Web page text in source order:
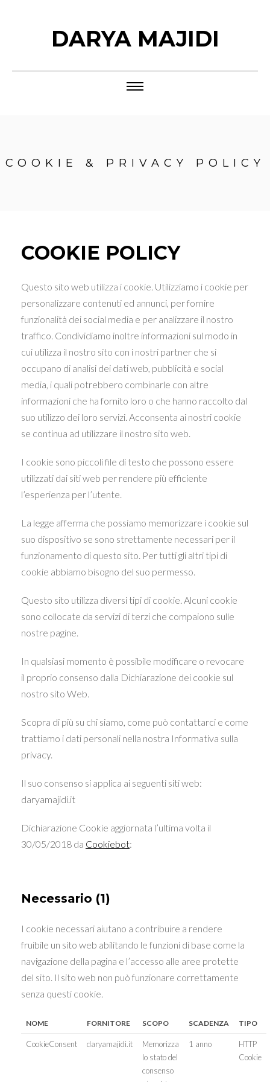
DARYA MAJIDI
COOKIE & PRIVACY POLICY
COOKIE POLICY
Questo sito web utilizza i cookie. Utilizziamo i cookie per
personalizzare contenuti ed annunci, per fornire
funzionalità dei social media e per analizzare il nostro
traffico. Condividiamo inoltre informazioni sul modo in
cui utilizza il nostro sito con i nostri partner che si
occupano di analisi dei dati web, pubblicità e social
media, i quali potrebbero combinarle con altre
informazioni che ha fornito loro o che hanno raccolto dal
suo utilizzo dei loro servizi. Acconsenta ai nostri cookie
se continua ad utilizzare il nostro sito web.
I cookie sono piccoli file di testo che possono essere
utilizzati dai siti web per rendere più efficiente
l’esperienza per l’utente.
La legge afferma che possiamo memorizzare i cookie sul
suo dispositivo se sono strettamente necessari per il
funzionamento di questo sito. Per tutti gli altri tipi di
cookie abbiamo bisogno del suo permesso.
Questo sito utilizza diversi tipi di cookie. Alcuni cookie
sono collocate da servizi di terzi che compaiono sulle
nostre pagine.
In qualsiasi momento è possibile modificare o revocare
il proprio consenso dalla Dichiarazione dei cookie sul
nostro sito Web.
Scopra di più su chi siamo, come può contattarci e come
trattiamo i dati personali nella nostra Informativa sulla
privacy.
Il suo consenso si applica ai seguenti siti web:
daryamajidi.it
Dichiarazione Cookie aggiornata l’ultima volta il
30/05/2018 da Cookiebot:
Necessario (1)
I cookie necessari aiutano a contribuire a rendere
fruibile un sito web abilitando le funzioni di base come la
navigazione della pagina e l’accesso alle aree protette
del sito. Il sito web non può funzionare correttamente
senza questi cookie.
NOME FORNITORE SCOPO SCADENZA TIPO
CookieConsent daryamajidi.it
Memorizza
lo stato del
consenso
1 anno
HTTP
Cookie